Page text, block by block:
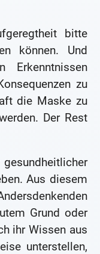
bitte
können. Und
zu
die Maske zu
Der Rest
Aus diesem
Grund oder
ihr Wissen aus
unterstellen,